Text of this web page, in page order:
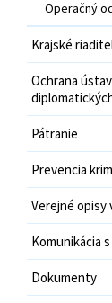
Operačný
Krajské
Ochrana
Pátranie
Prevencia
Verejné opisy
Komunikácia
Dokumenty